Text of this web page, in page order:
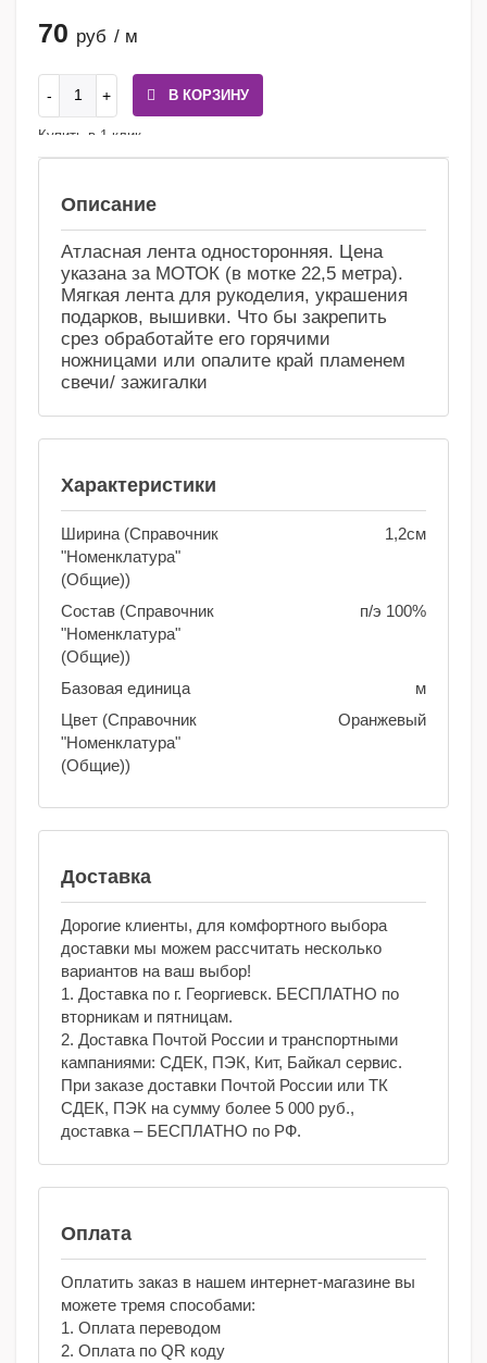
70 руб / м
В КОРЗИНУ
Купить в 1 клик
Описание
Атласная лента односторонняя. Цена
указана за МОТОК (в мотке 22,5 метра).
Мягкая лента для рукоделия, украшения
подарков, вышивки. Что бы закрепить
срез обработайте его горячими
ножницами или опалите край пламенем
свечи/ зажигалки
Характеристики
Ширина (Справочник
"Номенклатура"
(Общие))
1,2см
Состав (Справочник
"Номенклатура"
(Общие))
п/э 100%
Базовая единица
м
Цвет (Справочник
"Номенклатура"
(Общие))
Оранжевый
Доставка
Дорогие клиенты, для комфортного выбора
доставки мы можем рассчитать несколько
вариантов на ваш выбор!
1. Доставка по г. Георгиевск. БЕСПЛАТНО по
вторникам и пятницам.
2. Доставка Почтой России и транспортными
кампаниями: СДЕК, ПЭК, Кит, Байкал сервис.
При заказе доставки Почтой России или ТК
СДЕК, ПЭК на сумму более 5 000 руб.,
доставка – БЕСПЛАТНО по РФ.
Оплата
Оплатить заказ в нашем интернет-магазине вы
можете тремя способами:
1. Оплата переводом
2. Оплата по QR коду